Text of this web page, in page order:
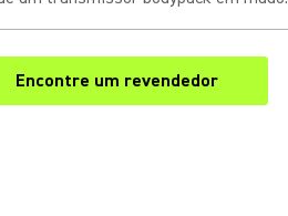
Encontre um revendedor
(Opens in a new tab)